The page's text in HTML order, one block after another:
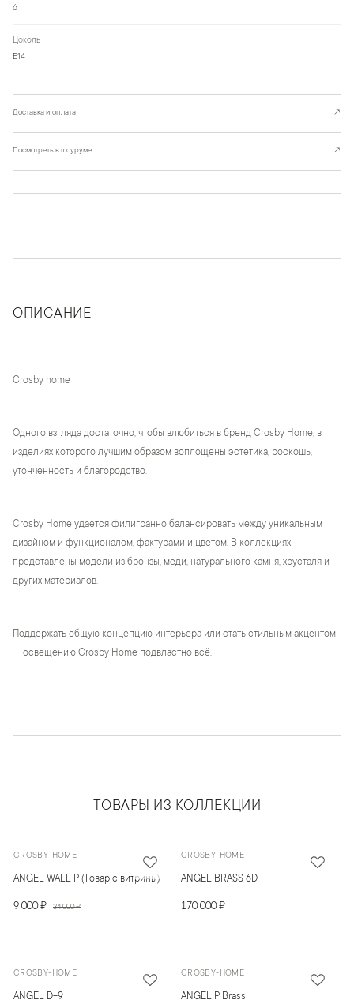
6
Цоколь
Е14
Доставка и оплата ↗
Посмотреть в шоуруме ↗
ОПИСАНИЕ
Crosby home
Одного взгляда достаточно, чтобы влюбиться в бренд Crosby Home, в
изделиях которого лучшим образом воплощены эстетика, роскошь,
утонченность и благородство.
Crosby Home удается филигранно балансировать между уникальным
дизайном и функционалом, фактурами и цветом. В коллекциях
представлены модели из бронзы, меди, натурального камня, хрусталя и
других материалов.
Поддержать общую концепцию интерьера или стать стильным акцентом
— освещению Crosby Home подвластно всё.
ТОВАРЫ ИЗ КОЛЛЕКЦИИ
CROSBY-HOME
ANGEL WALL P (Товар с витрины)
9 000 ₽ 34 000 ₽
CROSBY-HOME
ANGEL BRASS 6D
170 000 ₽
CROSBY-HOME
ANGEL D-9
CROSBY-HOME
ANGEL P Brass